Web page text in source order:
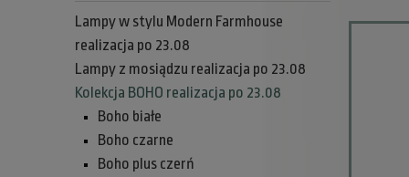
Lampy w stylu Modern Farmhouse
realizacja po 23.08
Lampy z mosiądzu realizacja po 23.08
Kolekcja BOHO realizacja po 23.08
Boho białe
Boho czarne
Boho plus czerń